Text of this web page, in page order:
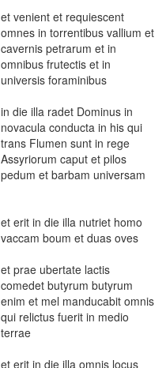
et venient et requiescent
omnes in torrentibus vallium et
cavernis petrarum et in
omnibus frutectis et in
universis foraminibus
in die illa radet Dominus in
novacula conducta in his qui
trans Flumen sunt in rege
Assyriorum caput et pilos
pedum et barbam universam
et erit in die illa nutriet homo
vaccam boum et duas oves
et prae ubertate lactis
comedet butyrum butyrum
enim et mel manducabit omnis
qui relictus fuerit in medio
terrae
et erit in die illa omnis locus